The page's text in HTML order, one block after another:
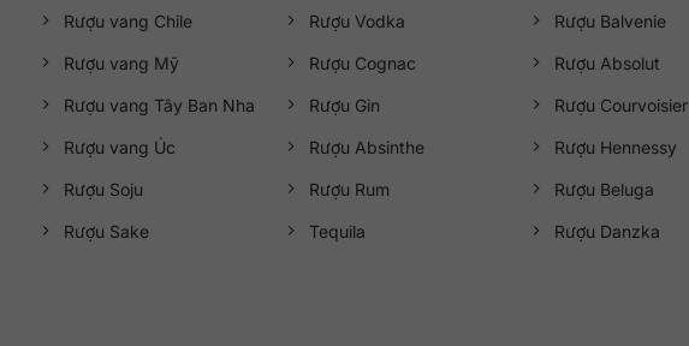
Rượu vang Chile
Rượu vang Mỹ
Rượu vang Tây Ban Nha
Rượu vang Úc
Rượu Soju
Rượu Sake
Rượu Vodka
Rượu Cognac
Rượu Gin
Rượu Absinthe
Rượu Rum
Tequila
Rượu Balvenie
Rượu Absolut
Rượu Courvoisier
Rượu Hennessy
Rượu Beluga
Rượu Danzka